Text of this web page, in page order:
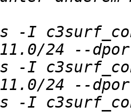
-I
-I
-I